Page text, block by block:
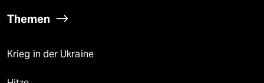
Themen
Krieg in der Ukraine